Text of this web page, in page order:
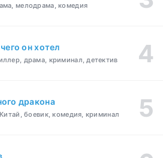
мелодрама, комедия
он хотел
драма, криминал, детектив
дракона
боевик, комедия, криминал